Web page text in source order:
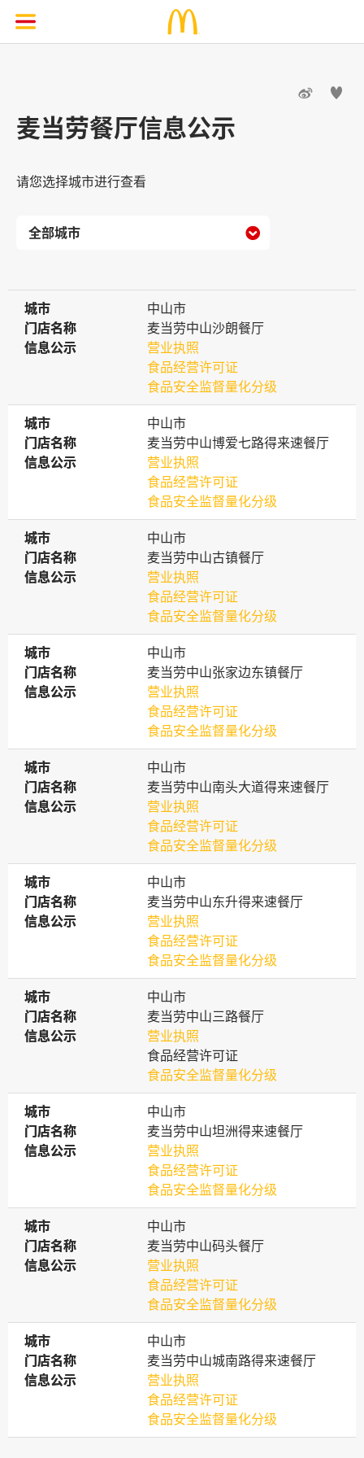
 
麦当劳餐厅信息公示
请您选择城市进行查看

城市
城市
中山市
门店名称
门店名称
麦当劳中山沙朗餐厅
信息公示
信息公示
营业执照
食品经营许可证
食品安全监督量化分级
城市
城市
中山市
门店名称
门店名称
麦当劳中山博爱七路得来速餐厅
信息公示
信息公示
营业执照
食品经营许可证
食品安全监督量化分级
城市
城市
中山市
门店名称
门店名称
麦当劳中山古镇餐厅
信息公示
信息公示
营业执照
食品经营许可证
食品安全监督量化分级
城市
城市
中山市
门店名称
门店名称
麦当劳中山张家边东镇餐厅
信息公示
信息公示
营业执照
食品经营许可证
食品安全监督量化分级
城市
城市
中山市
门店名称
门店名称
麦当劳中山南头大道得来速餐厅
信息公示
信息公示
营业执照
食品经营许可证
食品安全监督量化分级
城市
城市
中山市
门店名称
门店名称
麦当劳中山东升得来速餐厅
信息公示
信息公示
营业执照
食品经营许可证
食品安全监督量化分级
城市
城市
中山市
门店名称
门店名称
麦当劳中山三路餐厅
信息公示
信息公示
营业执照
食品经营许可证
食品安全监督量化分级
城市
城市
中山市
门店名称
门店名称
麦当劳中山坦洲得来速餐厅
信息公示
信息公示
营业执照
食品经营许可证
食品安全监督量化分级
城市
城市
中山市
门店名称
门店名称
麦当劳中山码头餐厅
信息公示
信息公示
营业执照
食品经营许可证
食品安全监督量化分级
城市
城市
中山市
门店名称
门店名称
麦当劳中山城南路得来速餐厅
信息公示
信息公示
营业执照
食品经营许可证
食品安全监督量化分级